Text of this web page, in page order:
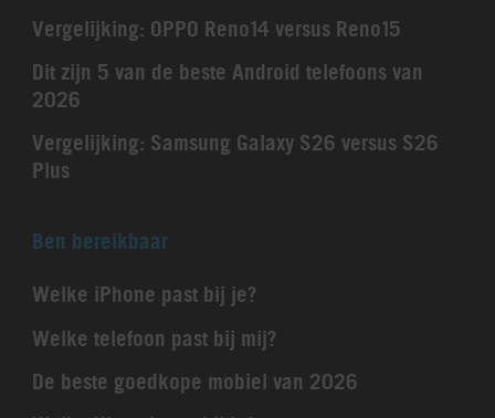
Vergelijking: OPPO Reno14 versus Reno15
Dit zijn 5 van de beste Android telefoons van
2026
Vergelijking: Samsung Galaxy S26 versus S26
Plus
Ben bereikbaar
Welke iPhone past bij je?
Welke telefoon past bij mij?
De beste goedkope mobiel van 2026